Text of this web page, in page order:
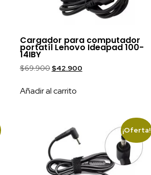
Cargador para computador
portatíl Lenovo Ideapad 100-
14IBY
$69.900 $42.900
Añadir al carrito
¡Oferta!